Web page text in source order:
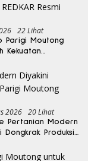
22 Lihat
Parigi Moutong
Kekuatan
Resmi Dibentuk
2026 20 Lihat
Pertanian Modern
Dongkrak Produksi
Lipat